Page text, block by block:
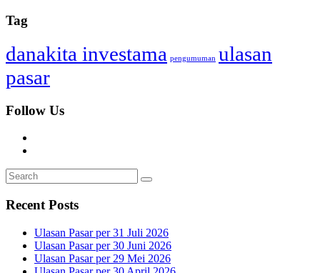
Tag
danakita investama pengumuman ulasan
pasar
Follow Us
Recent Posts
Ulasan Pasar per 31 Juli 2026
Ulasan Pasar per 30 Juni 2026
Ulasan Pasar per 29 Mei 2026